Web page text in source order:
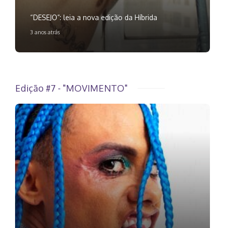
“DESEJO”: leia a nova edição da Híbrida
3 anos atrás
Edição #7 - "MOVIMENTO"